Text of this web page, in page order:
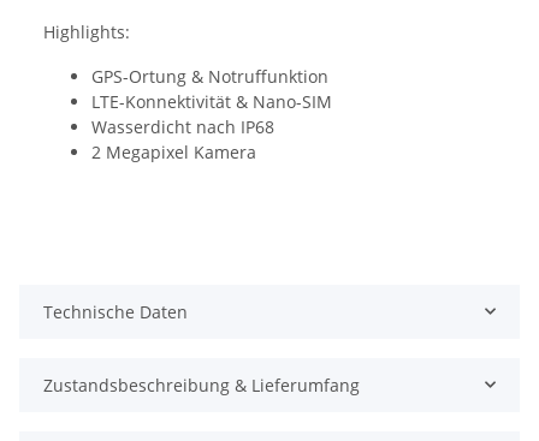
Highlights:
GPS-Ortung & Notruffunktion
LTE-Konnektivität & Nano-SIM
Wasserdicht nach IP68
2 Megapixel Kamera
Technische Daten
Zustandsbeschreibung & Lieferumfang